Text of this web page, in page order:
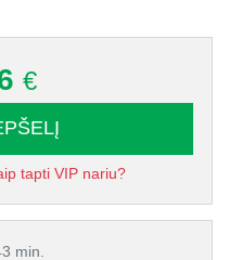
€
tapti VIP nariu?
min.